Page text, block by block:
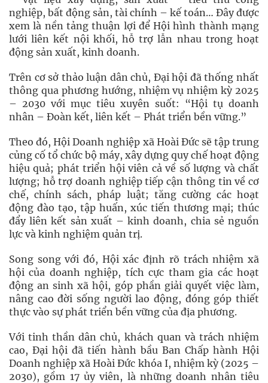
nghiệp, bất động sản, tài chính – kế toán… Đây được
xem là nền tảng thuận lợi để Hội hình thành mạng
lưới liên kết nội khối, hỗ trợ lẫn nhau trong hoạt
động sản xuất, kinh doanh.
Trên cơ sở thảo luận dân chủ, Đại hội đã thống nhất
thông qua phương hướng, nhiệm vụ nhiệm kỳ 2025
– 2030 với mục tiêu xuyên suốt: “Hội tụ doanh
nhân – Đoàn kết, liên kết – Phát triển bền vững.”
Theo đó, Hội Doanh nghiệp xã Hoài Đức sẽ tập trung
củng cố tổ chức bộ máy, xây dựng quy chế hoạt động
hiệu quả; phát triển hội viên cả về số lượng và chất
lượng; hỗ trợ doanh nghiệp tiếp cận thông tin về cơ
chế, chính sách, pháp luật; tăng cường các hoạt
động đào tạo, tập huấn, xúc tiến thương mại; thúc
đẩy liên kết sản xuất – kinh doanh, chia sẻ nguồn
lực và kinh nghiệm quản trị.
Song song với đó, Hội xác định rõ trách nhiệm xã
hội của doanh nghiệp, tích cực tham gia các hoạt
động an sinh xã hội, góp phần giải quyết việc làm,
nâng cao đời sống người lao động, đóng góp thiết
thực vào sự phát triển bền vững của địa phương.
Với tinh thần dân chủ, khách quan và trách nhiệm
cao, Đại hội đã tiến hành bầu Ban Chấp hành Hội
Doanh nghiệp xã Hoài Đức khóa I, nhiệm kỳ (2025 –
2030), gồm 17 ủy viên, là những doanh nhân tiêu